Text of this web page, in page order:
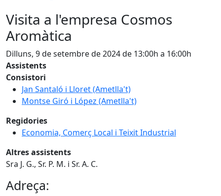
Visita a l'empresa Cosmos
Aromàtica
Dilluns, 9 de setembre de 2024 de 13:00h a 16:00h
Assistents
Consistori
Jan Santaló i Lloret (Ametlla't)
Montse Giró i López (Ametlla't)
Regidories
Economia, Comerç Local i Teixit Industrial
Altres assistents
Sra J. G., Sr. P. M. i Sr. A. C.
Adreça: